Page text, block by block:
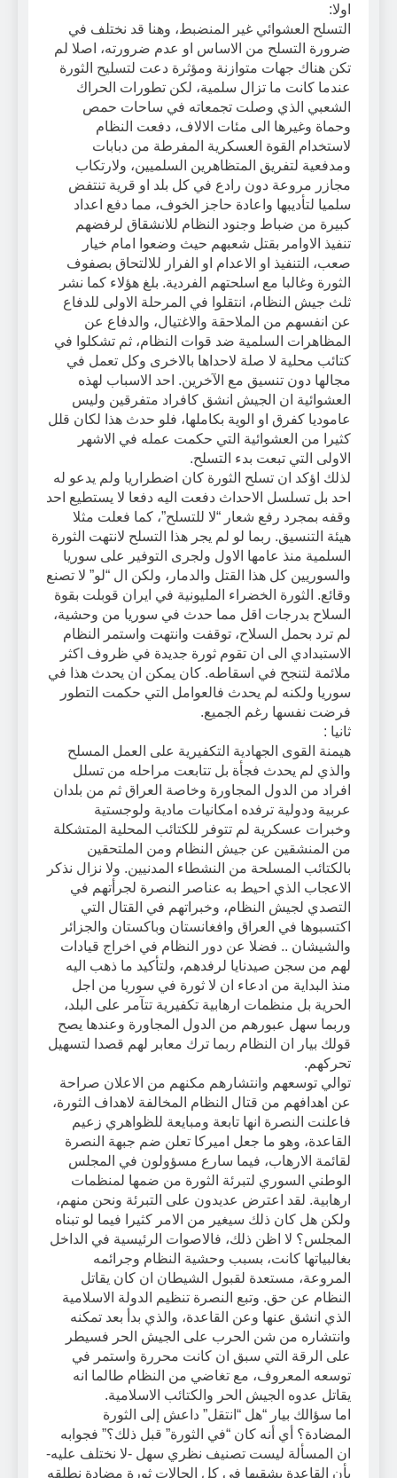
اولا:
التسلح العشوائي غير المنضبط، وهنا قد نختلف في
ضرورة التسلح من الاساس او عدم ضرورته، اصلا لم
تكن هناك جهات متوازنة ومؤثرة دعت لتسليح الثورة
عندما كانت ما تزال سلمية، لكن تطورات الحراك
الشعبي الذي وصلت تجمعاته في ساحات حمص
وحماة وغيرها الى مئات الالاف، دفعت النظام
لاستخدام القوة العسكرية المفرطة من دبابات
ومدفعية لتفريق المتظاهرين السلميين، ولارتكاب
مجازر مروعة دون رادع في كل بلد او قرية تنتفض
سلميا لتأديبها واعادة حاجز الخوف، مما دفع اعداد
كبيرة من ضباط وجنود النظام للانشقاق لرفضهم
تنفيذ الاوامر بقتل شعبهم حيث وضعوا امام خيار
صعب، التنفيذ او الاعدام او الفرار للالتحاق بصفوف
الثورة وغالبا مع اسلحتهم الفردية. بلغ هؤلاء كما نشر
ثلث جيش النظام، انتقلوا في المرحلة الاولى للدفاع
عن انفسهم من الملاحقة والاغتيال، والدفاع عن
المظاهرات السلمية ضد قوات النظام، ثم تشكلوا في
كتائب محلية لا صلة لاحداها بالاخرى وكل تعمل في
مجالها دون تنسيق مع الآخرين. احد الاسباب لهذه
العشوائية ان الجيش انشق كافراد متفرقين وليس
عاموديا كفرق او الوية بكاملها، فلو حدث هذا لكان قلل
كثيرا من العشوائية التي حكمت عمله في الاشهر
الاولى التي تبعت بدء التسلح.
لذلك اؤكد ان تسلح الثورة كان اضطراريا ولم يدعو له
احد بل تسلسل الاحداث دفعت اليه دفعا لا يستطيع احد
وقفه بمجرد رفع شعار “لا للتسلح”، كما فعلت مثلا
هيئة التنسيق. ربما لو لم يجر هذا التسلح لانتهت الثورة
السلمية منذ عامها الاول ولجرى التوفير على سوريا
والسوريين كل هذا القتل والدمار، ولكن ال “لو” لا تصنع
وقائع. الثورة الخضراء المليونية في ايران قوبلت بقوة
السلاح بدرجات اقل مما حدث في سوريا من وحشية،
لم ترد بحمل السلاح، توقفت وانتهت واستمر النظام
الاستبدادي الى ان تقوم ثورة جديدة في ظروف اكثر
ملائمة لتنجح في اسقاطه. كان يمكن ان يحدث هذا في
سوريا ولكنه لم يحدث فالعوامل التي حكمت التطور
فرضت نفسها رغم الجميع.
ثانيا :
هيمنة القوى الجهادية التكفيرية على العمل المسلح
والذي لم يحدث فجأة بل تتابعت مراحله من تسلل
افراد من الدول المجاورة وخاصة العراق ثم من بلدان
عربية ودولية ترفده امكانيات مادية ولوجستية
وخبرات عسكرية لم تتوفر للكتائب المحلية المتشكلة
من المنشقين عن جيش النظام ومن الملتحقين
بالكتائب المسلحة من النشطاء المدنيين. ولا نزال نذكر
الاعجاب الذي احيط به عناصر النصرة لجرأتهم في
التصدي لجيش النظام، وخبراتهم في القتال التي
اكتسبوها في العراق وافغانستان وباكستان والجزائر
والشيشان .. فضلا عن دور النظام في اخراج قيادات
لهم من سجن صيدنايا لرفدهم، ولتأكيد ما ذهب اليه
منذ البداية من ادعاء ان لا ثورة في سوريا من اجل
الحرية بل منظمات ارهابية تكفيرية تتآمر على البلد،
وربما سهل عبورهم من الدول المجاورة وعندها يصح
قولك بيار ان النظام ربما ترك معابر لهم قصدا لتسهيل
تحركهم.
توالي توسعهم وانتشارهم مكنهم من الاعلان صراحة
عن اهدافهم من قتال النظام المخالفة لاهداف الثورة،
فاعلنت النصرة انها تابعة ومبايعة للظواهري زعيم
القاعدة، وهو ما جعل اميركا تعلن ضم جبهة النصرة
لقائمة الارهاب، فيما سارع مسؤولون في المجلس
الوطني السوري لتبرئة الثورة من ضمها لمنظمات
ارهابية. لقد اعترض عديدون على التبرئة ونحن منهم،
ولكن هل كان ذلك سيغير من الامر كثيرا فيما لو تبناه
المجلس؟ لا اظن ذلك، فالاصوات الرئيسية في الداخل
بغالبياتها كانت، بسبب وحشية النظام وجرائمه
المروعة، مستعدة لقبول الشيطان ان كان يقاتل
النظام عن حق. وتبع النصرة تنظيم الدولة الاسلامية
الذي انشق عنها وعن القاعدة، والذي بدأ بعد تمكنه
وانتشاره من شن الحرب على الجيش الحر فسيطر
على الرقة التي سبق ان كانت محررة واستمر في
توسعه المعروف، مع تغاضي من النظام طالما انه
يقاتل عدوه الجيش الحر والكتائب الاسلامية.
اما سؤالك بيار “هل “انتقل” داعش إلى الثورة
المضادة؟ أي أنه كان “في الثورة” قبل ذلك؟” فجوابه
ان المسألة ليست تصنيف نظري سهل -لا نختلف عليه-
بأن القاعدة بشقيها في كل الحالات ثورة مضادة نطلقه